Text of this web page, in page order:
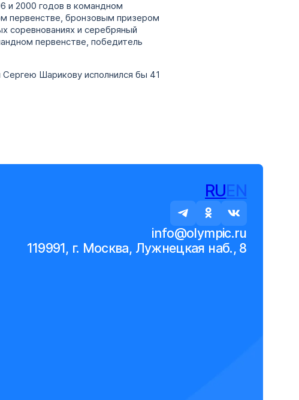
и 2000 годов в командном
первенстве, бронзовым призером
соревнованиях и серебряный
первенстве, победитель
Шарикову исполнился бы 41
RUEN
info@olympic.ru
119991, г. Москва, Лужнецкая наб., 8